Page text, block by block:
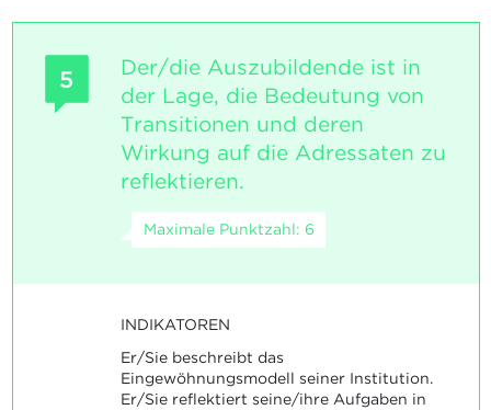
5
Der/die Auszubildende ist in
der Lage, die Bedeutung von
Transitionen und deren
Wirkung auf die Adressaten zu
reflektieren.
Maximale Punktzahl: 6
INDIKATOREN
Er/Sie beschreibt das
Eingewöhnungsmodell seiner Institution.
Er/Sie reflektiert seine/ihre Aufgaben in